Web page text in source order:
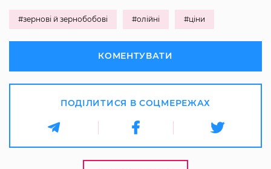
#зернові й зернобобові #олійні #ціни
КОМЕНТУВАТИ
ПОДІЛИТИСЯ В СОЦМЕРЕЖАХ